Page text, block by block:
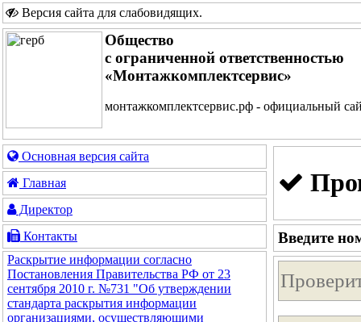
Версия сайта для слабовидящих.
Общество
с ограниченной ответственностью
«Монтажкомплектсервис»
монтажкомплектсервис.рф - официальный
Основная версия сайта
Главная
Директор
Контакты
Раскрытие информации согласно
Постановления Правительства РФ от 23
сентября 2010 г. №731 "Об утверждении
стандарта раскрытия информации
организациями, осуществляющими
Введите